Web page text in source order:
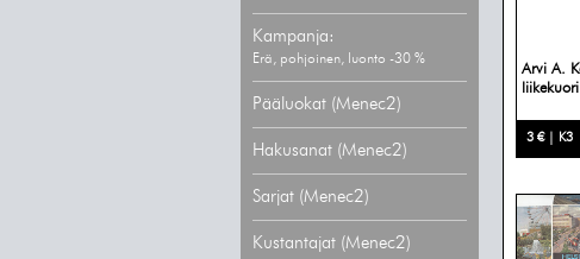
Kampanja:
Erä, pohjoinen, luonto -30 %
Pääluokat (Menec2)
Hakusanat (Menec2)
Sarjat (Menec2)
Kustantajat (Menec2)
Arvi A.
liikekuori
3 € | K3